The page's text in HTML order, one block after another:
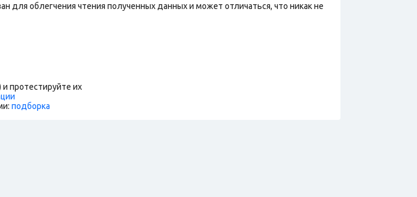
для облегчения чтения полученных данных и может отличаться, что никак не
протестируйте их
подборка